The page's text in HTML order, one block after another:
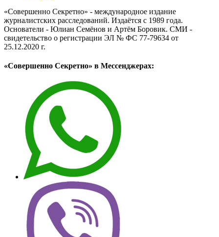
«Совершенно Секретно» - международное издание
журналистских расследований. Издаётся с 1989 года.
Основатели - Юлиан Семёнов и Артём Боровик. CМИ -
свидетельство о регистрации ЭЛ № ФС 77-79634 от
25.12.2020 г.
«Совершенно Секретно» в Мессенджерах: